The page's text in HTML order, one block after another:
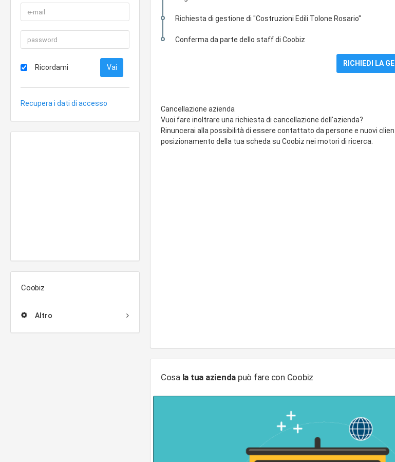
Ricordami
Recupera i dati di accesso
Coobiz
Altro
Richiesta di gestione di "Costruzioni Edili Tolone Rosario"
Conferma da parte dello staff di Coobiz
Cancellazione azienda
Vuoi fare inoltrare una richiesta di cancellazione dell'azienda?
Rinuncerai alla possibilità di essere contattato da persone e nuovi
posizionamento della tua scheda su Coobiz nei motori di ricerca.
Cosa la tua azienda può fare con Coobiz